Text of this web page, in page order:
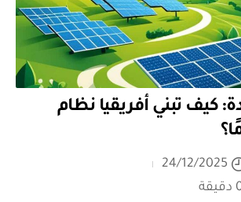
كيف تبني أفريقيا نظام
24/12/2025